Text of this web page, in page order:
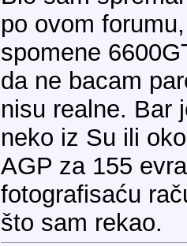
po ovom
spomene
da ne bacam
nisu realne. Bar
neko iz Su ili
AGP za 155
fotografisaću
što sam rekao.